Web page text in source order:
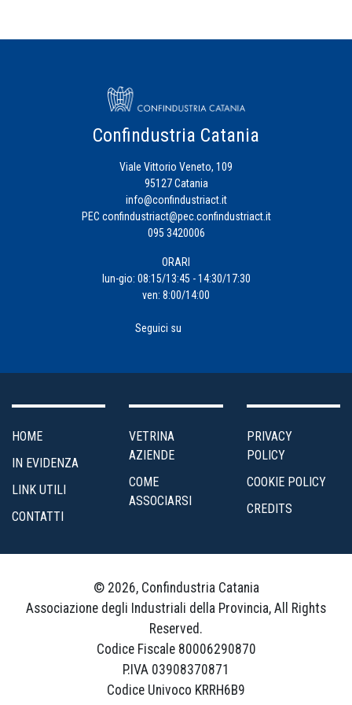
Credito
Internazionalizzazione
Marketing
e
Servizi
Soci
Organizzazione
Confindustria Catania
Viale Vittorio Veneto, 109
95127 Catania
info@confindustriact.it
PEC confindustriact@pec.confindustriact.it
095 3420006
ORARI
lun-gio: 08:15/13:45 - 14:30/17:30
ven: 8:00/14:00
Seguici su
HOME
IN EVIDENZA
LINK UTILI
CONTATTI
VETRINA
AZIENDE
COME
ASSOCIARSI
PRIVACY
POLICY
COOKIE POLICY
CREDITS
© 2026, Confindustria Catania
Associazione degli Industriali della Provincia, All Rights
Reserved.
Codice Fiscale 80006290870
P.IVA 03908370871
Codice Univoco KRRH6B9